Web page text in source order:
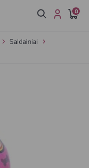
0
Saldainiai